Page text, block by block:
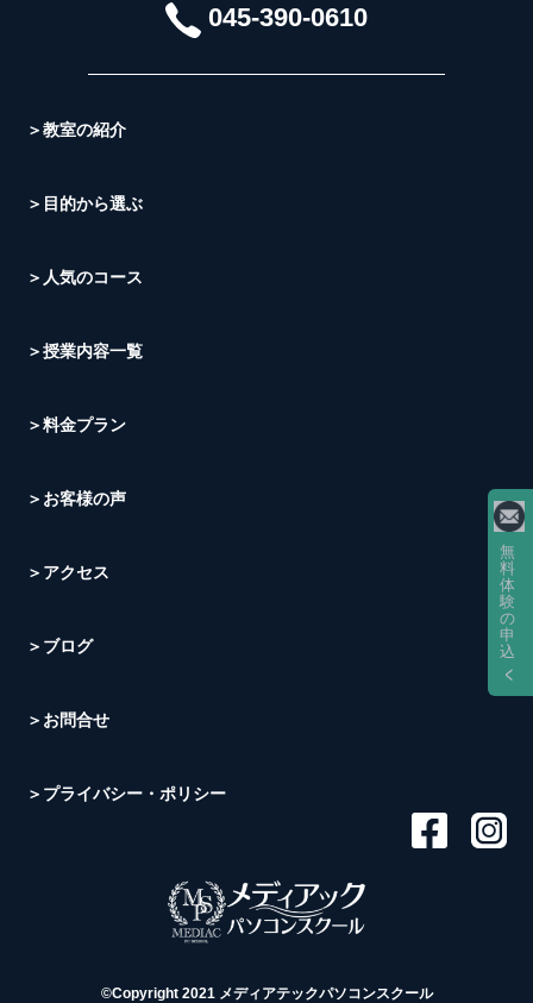
045-390-0610
＞教室の紹介
＞目的から選ぶ
＞人気のコース
＞授業内容一覧
＞料金プラン
＞お客様の声
＞アクセス
＞ブログ
＞お問合せ
＞プライバシー・ポリシー
©Copyright 2021 メディアテックパソコンスクール
無
料
体
験
の
申
込